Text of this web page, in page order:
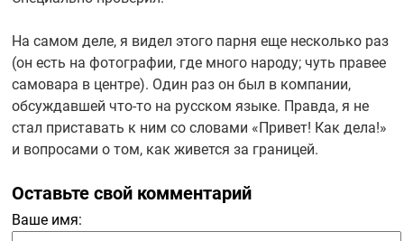
На самом деле, я видел этого парня еще несколько раз
(он есть на фотографии, где много народу; чуть правее
самовара в центре). Один раз он был в компании,
обсуждавшейчто-то на русском языке. Правда, я не
стал приставать к ним со словами «Привет! Как дела!»
и вопросами о том, как живется за границей.
Оставьте свой комментарий
Ваше имя: